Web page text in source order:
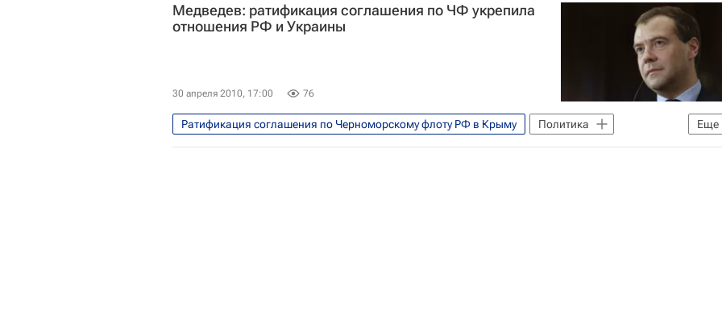
Медведев: ратификация соглашения по ЧФ укрепила
отношения РФ и Украины
30 апреля 2010, 17:00 76
Еще
Ратификация соглашения по Черноморскому флоту РФ в Крыму
Политика
Официальный визит Дмитрия Медведева на Украину